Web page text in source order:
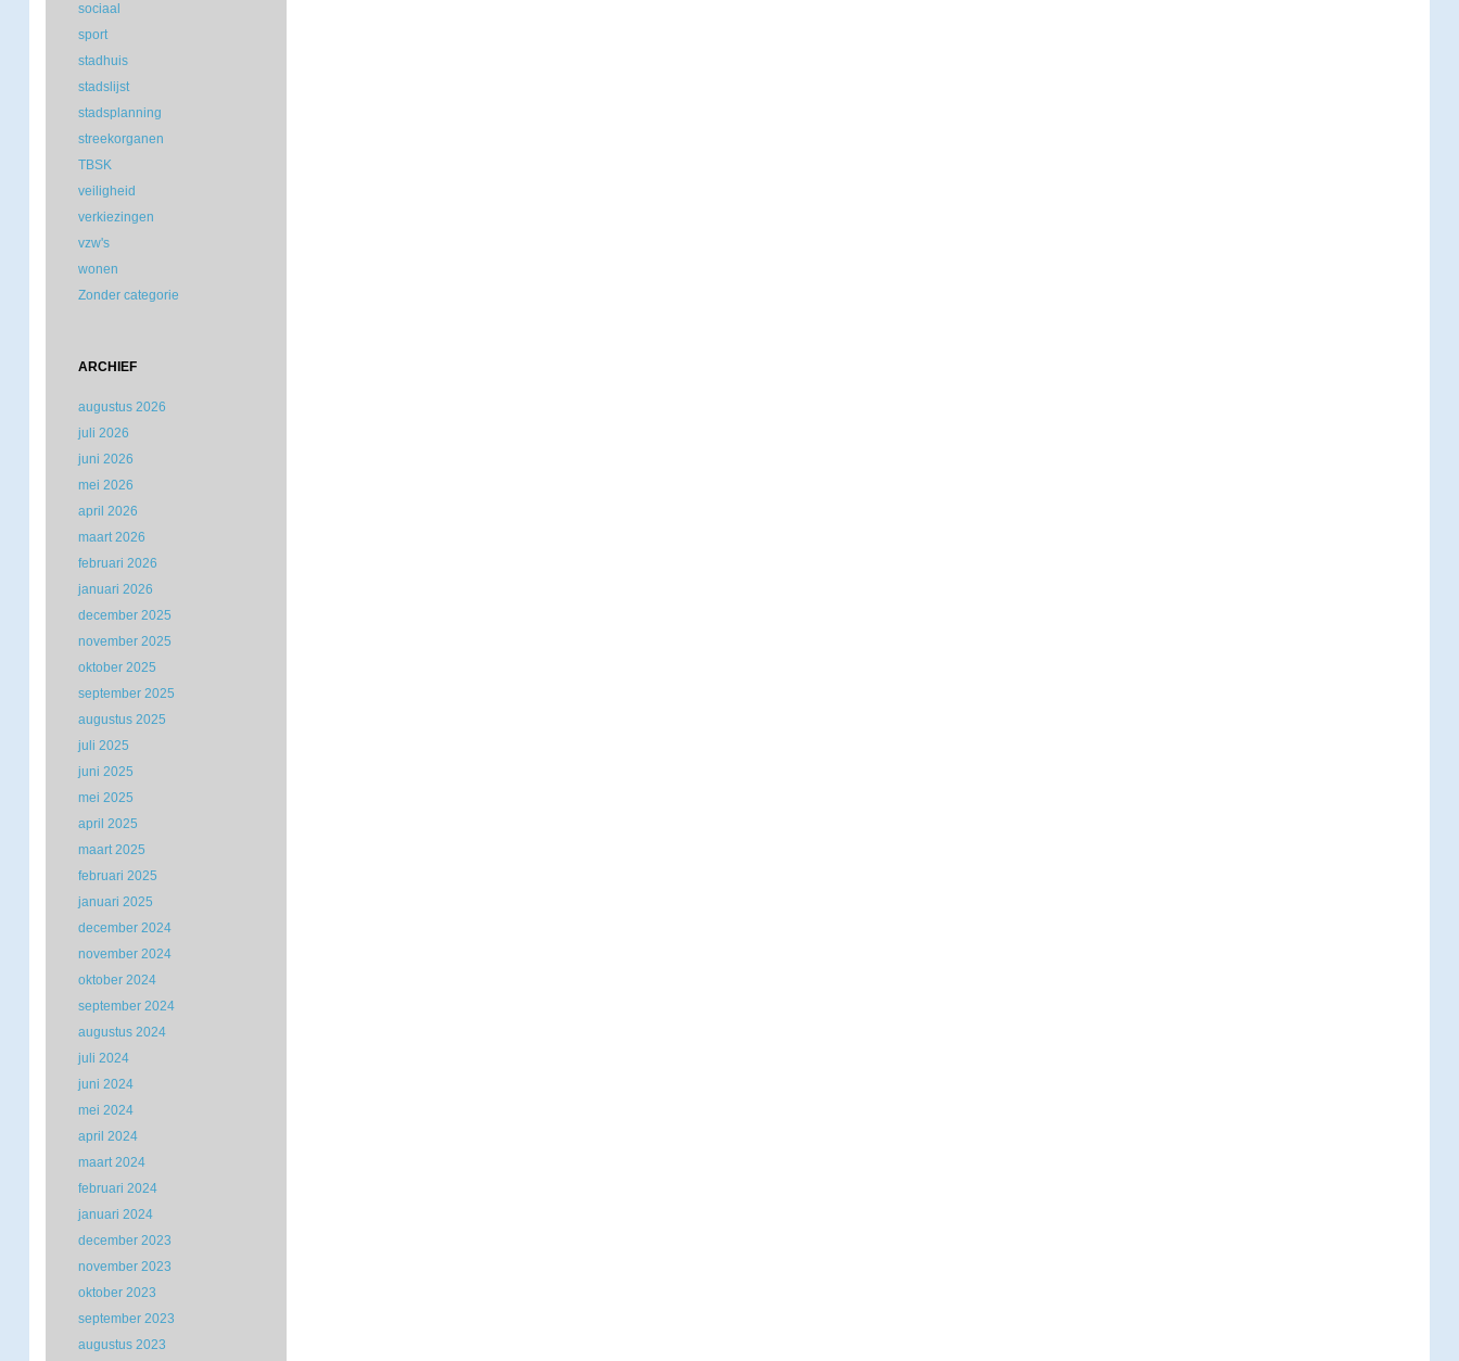
sociaal
sport
stadhuis
stadslijst
stadsplanning
streekorganen
TBSK
veiligheid
verkiezingen
vzw's
wonen
Zonder categorie
ARCHIEF
augustus 2026
juli 2026
juni 2026
mei 2026
april 2026
maart 2026
februari 2026
januari 2026
december 2025
november 2025
oktober 2025
september 2025
augustus 2025
juli 2025
juni 2025
mei 2025
april 2025
maart 2025
februari 2025
januari 2025
december 2024
november 2024
oktober 2024
september 2024
augustus 2024
juli 2024
juni 2024
mei 2024
april 2024
maart 2024
februari 2024
januari 2024
december 2023
november 2023
oktober 2023
september 2023
augustus 2023